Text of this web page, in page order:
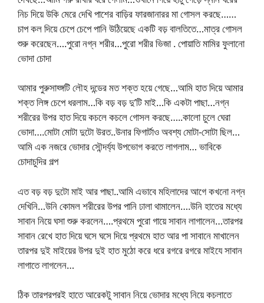
নিচ দিয়ে উকি মেরে দেখি পাশের বাড়ির ফারজানারর মা গোসল করছে……
চাপ কল দিয়ে চেপে চেপে পানি উঠিয়েছে একটি বড় বালতিতে…মাত্র গোসল
শুরু করেছেন….পুরো নগ্ন শরীর…পুরো শরীর ভিজা . পোয়াতি মামির ফুলানো
ভোদা চোদা
আমার পুরুসাহ্ঙ্গটি লৌহ দন্ডের মত শক্ত হয়ে গেছে…আমি হাত দিয়ে আমার
শক্ত লিঙ্গ চেপে ধরলাম…কি বড় বড় দু’টি মাই…কি একটা পাছা…নগ্ন
শরীরের উপর হাত দিয়ে কচলে কচলে গোসল করছে…..কালো চুলে ঘেরা
ভোদা….মোটা মোটা দুটো উরত..উনার ফিগার্টাও অবশ্য মোটা-সোটা ছিল…
আমি এক নজরে ভোদার সৌন্দর্য্য উপভোগ করতে লাগলাম… ভাবিকে
চোদাচুদির গল্প
এত বড় বড় দুটো মাই আর পাছা..আমি এভাবে মহিলাদের আগে কখনো নগ্ন
দেখিনি…উনি কোমল শরীরের উপর পানি ঢালা থামালেন….উনি হাতের মধ্যে
সাবান নিয়ে ঘসা শুরু করলেন….প্রথমে পুরো গায়ে সাবান লাগালেন…তারপর
সাবান রেখে হাত দিয়ে ঘসে ঘসে দিয়ে প্রথমে হাত আর পা সাবানে মাখালেন
তারপর দুই মাইয়ের উপর দুই হাত মুঠো করে ধরে রগরে রগরে মাইযে সাবান
লাগাতে লাগলেন…
ঠিক তারপরপরই হাতে আরেকটু সাবান নিয়ে ভোদার মধ্যে নিয়ে কচলাতে